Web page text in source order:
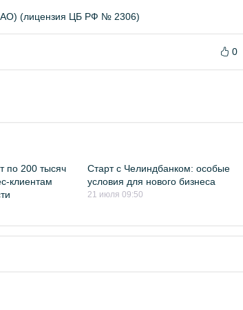
(лицензия ЦБ РФ № 2306)
0
по 200 тысяч
клиентам
Старт с Челиндбанком: особые
условия для нового бизнеса
21 июля 09:50